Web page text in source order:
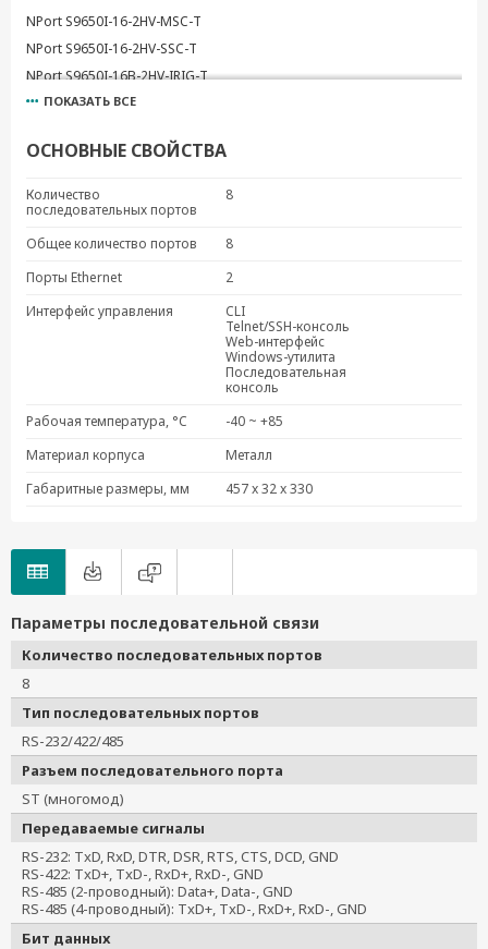
NPort S9650I-16-2HV-MSC-T
NPort S9650I-16-2HV-SSC-T
NPort S9650I-16B-2HV-IRIG-T
NPort S9650I-16F-2HV-E-T
NPort S9650I-16F-2HV-SSC-T
NPort S9650I-8-2HV-MSC-T
NPort S9650I-8-2HV-SSC-T
NPort S9650I-8F-2HV-SSC-T
ПОКАЗАТЬ ВСЕ
ОСНОВНЫЕ СВОЙСТВА
Количество
последовательных портов
8
Общее количество портов
8
Порты Ethernet
2
Интерфейс управления
CLI
Telnet/SSH-консоль
Web-интерфейс
Windows-утилита
Последовательная
консоль
Рабочая температура, °C
-40 ~ +85
Материал корпуса
Металл
Габаритные размеры, мм
457 x 32 x 330
Параметры последовательной связи
Количество последовательных портов
8
Тип последовательных портов
RS-232/422/485
Разъем последовательного порта
ST (многомод)
Передаваемые сигналы
RS-232: TxD, RxD, DTR, DSR, RTS, CTS, DCD, GND
RS-422: TxD+, TxD-, RxD+, RxD-, GND
RS-485 (2-проводный): Data+, Data-, GND
RS-485 (4-проводный): TxD+, TxD-, RxD+, RxD-, GND
Бит данных